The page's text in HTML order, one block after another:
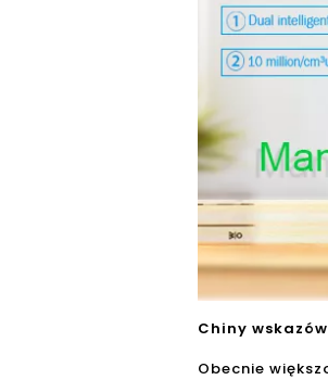
Chiny
Obecnie